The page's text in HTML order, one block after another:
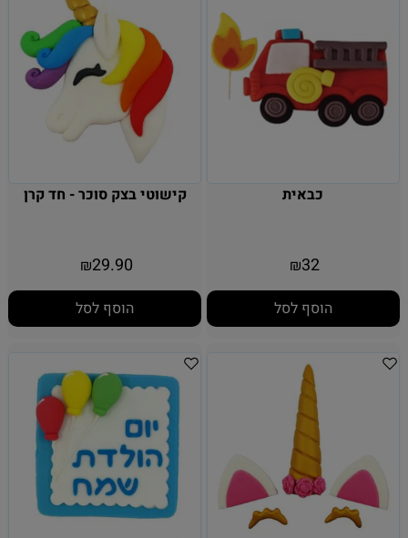
כבאית
₪32
הוסף לסל
קישוטי בצק סוכר - חד קרן
₪29.90
הוסף לסל